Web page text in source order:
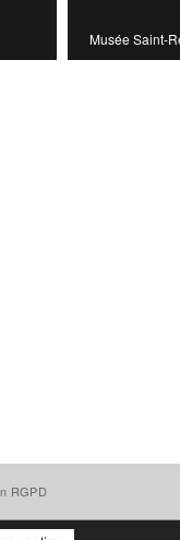
Musée Saint-
RGPD